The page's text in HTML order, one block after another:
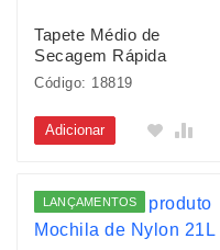
Tapete Médio de
Secagem Rápida
Código: 18819
Adicionar
LANÇAMENTOS